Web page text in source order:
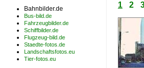
Alle
Irak
1 2
Bahnbilder.de
Bus-bild.de
Fahrzeugbilder.de
Schiffbilder.de
Flugzeug-bild.de
Staedte-fotos.de
Landschaftsfotos.eu
Tier-fotos.eu